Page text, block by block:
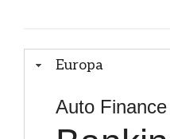
Europa
Auto Finance